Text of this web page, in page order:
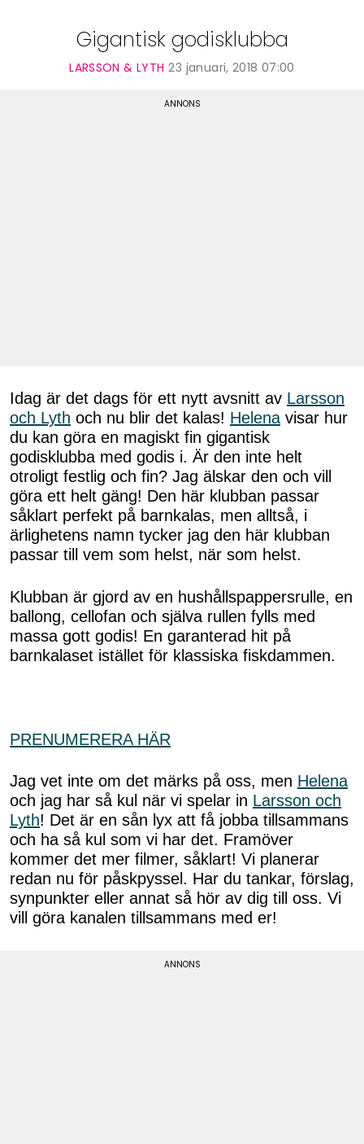
Gigantisk godisklubba
LARSSON & LYTH 23 januari, 2018 07:00
Idag är det dags för ett nytt avsnitt av Larsson
och Lyth och nu blir det kalas! Helena visar hur
du kan göra en magiskt fin gigantisk
godisklubba med godis i. Är den inte helt
otroligt festlig och fin? Jag älskar den och vill
göra ett helt gäng! Den här klubban passar
såklart perfekt på barnkalas, men alltså, i
ärlighetens namn tycker jag den här klubban
passar till vem som helst, när som helst.
Klubban är gjord av en hushållspappersrulle, en
ballong, cellofan och själva rullen fylls med
massa gott godis! En garanterad hit på
barnkalaset istället för klassiska fiskdammen.
PRENUMERERA HÄR
Jag vet inte om det märks på oss, men Helena
och jag har så kul när vi spelar in Larsson och
Lyth! Det är en sån lyx att få jobba tillsammans
och ha så kul som vi har det. Framöver
kommer det mer filmer, såklart! Vi planerar
redan nu för påskpyssel. Har du tankar, förslag,
synpunkter eller annat så hör av dig till oss. Vi
vill göra kanalen tillsammans med er!